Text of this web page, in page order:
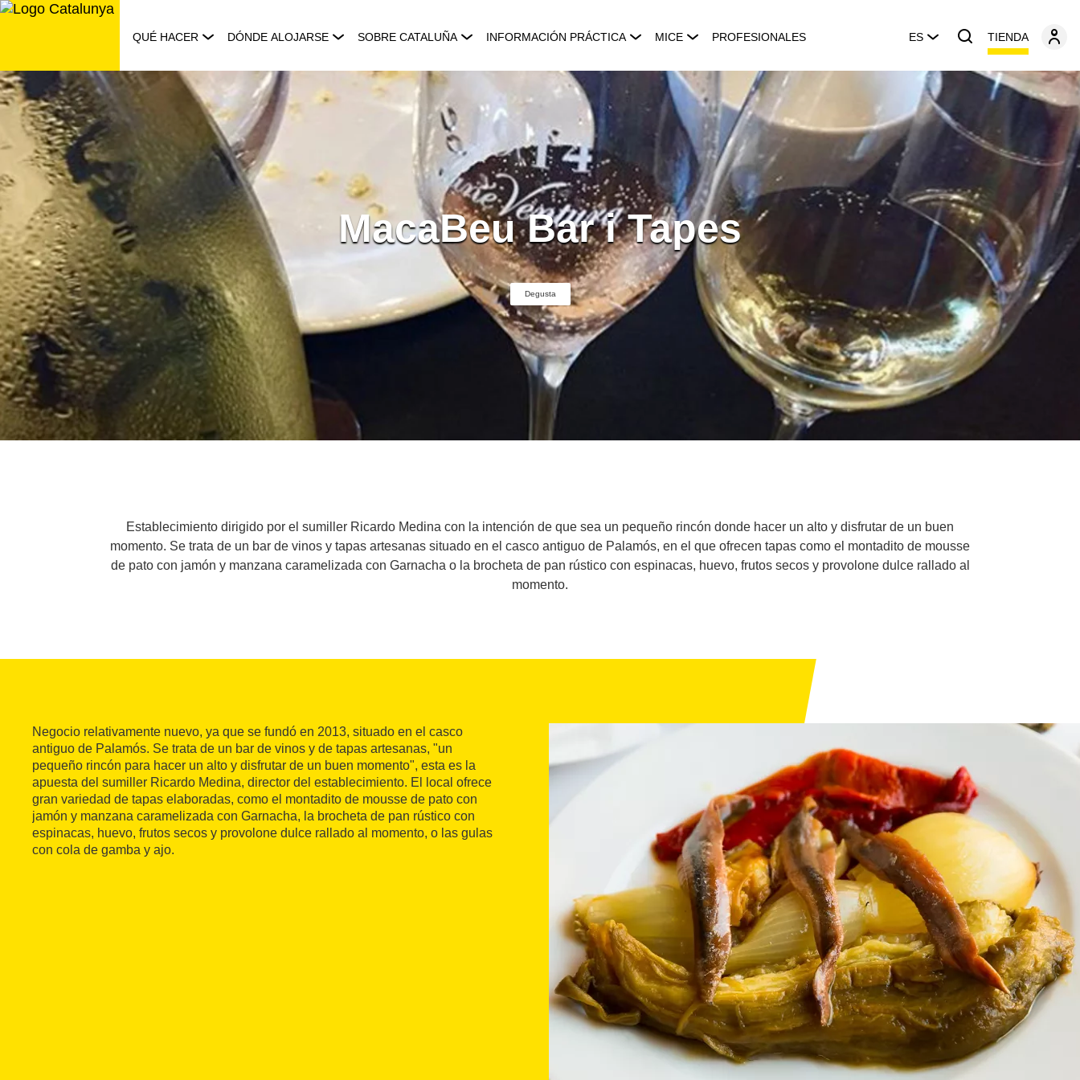
Saltar
QUÉ HACER DÓNDE ALOJARSE SOBRE CATALUÑA INFORMACIÓN PRÁCTICA MICE PROFESIONALES ES TIENDA
MacaBeu Bar i Tapes
Degusta
Establecimiento dirigido por el sumiller Ricardo Medina con la intención de que sea un pequeño rincón donde hacer un alto y disfrutar de un buen
momento. Se trata de un bar de vinos y tapas artesanas situado en el casco antiguo de Palamós, en el que ofrecen tapas como el montadito de mousse
de pato con jamón y manzana caramelizada con Garnacha o la brocheta de pan rústico con espinacas, huevo, frutos secos y provolone dulce rallado al
momento.
Negocio relativamente nuevo, ya que se fundó en 2013, situado en el casco
antiguo de Palamós. Se trata de un bar de vinos y de tapas artesanas, "un
pequeño rincón para hacer un alto y disfrutar de un buen momento", esta es la
apuesta del sumiller Ricardo Medina, director del establecimiento. El local ofrece
gran variedad de tapas elaboradas, como el montadito de mousse de pato con
jamón y manzana caramelizada con Garnacha, la brocheta de pan rústico con
espinacas, huevo, frutos secos y provolone dulce rallado al momento, o las gulas
con cola de gamba y ajo.